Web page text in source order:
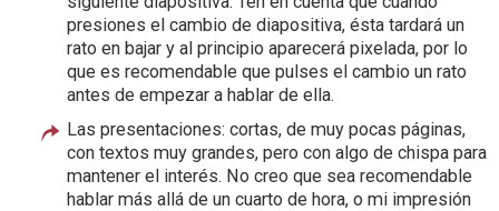
presiones el cambio de diapositiva, ésta tardará un
rato en bajar y al principio aparecerá pixelada, por lo
que es recomendable que pulses el cambio un rato
antes de empezar a hablar de ella.
Las presentaciones: cortas, de muy pocas páginas,
con textos muy grandes, pero con algo de chispa para
mantener el interés. No creo que sea recomendable
hablar más allá de un cuarto de hora, o mi impresión